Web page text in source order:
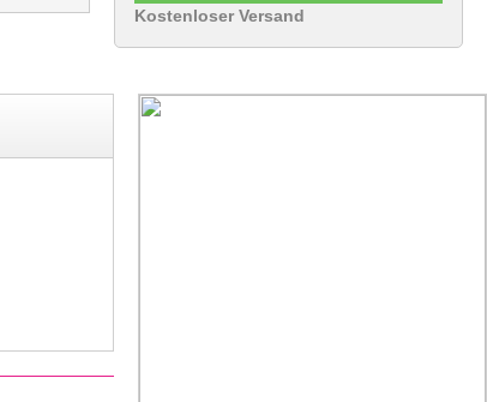
Kostenloser Versand